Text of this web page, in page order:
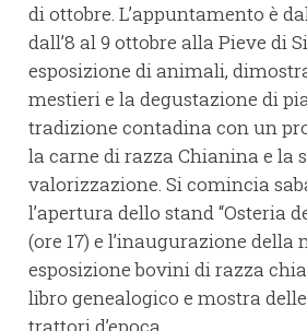
di ottobre. L’appuntamento è
dall’8 al 9 ottobre alla Pieve di
esposizione di animali,
mestieri e la degustazione di
tradizione contadina con un
la carne di razza Chianina e la
valorizzazione. Si comincia
l’apertura dello stand “Osteria
(ore 17) e l’inaugurazione della
esposizione bovini di razza
libro genealogico e mostra